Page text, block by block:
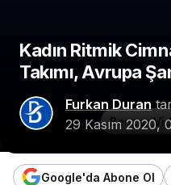
Benzer
Kadın Ritmik
Takımı, Avrupa
Furkan Duran
29 Kasım 2020,
Google'da Abone Ol